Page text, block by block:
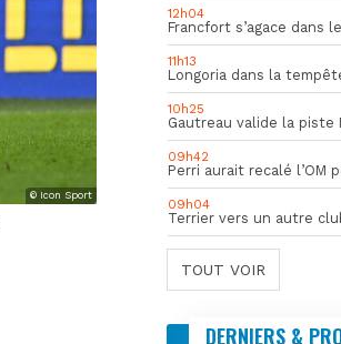
© Icon Sport
12h04
Francfort s’agace dans
11h13
Longoria dans la
10h25
Gautreau valide la piste
09h42
Perri aurait recalé l’OM
09h04
Terrier vers un autre
TOUT VOIR
DERNIERS &